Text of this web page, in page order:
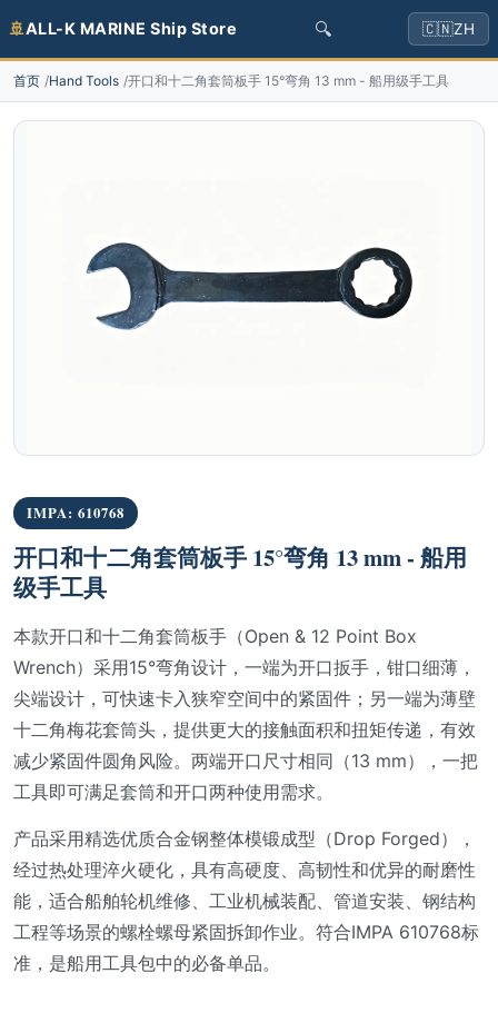
🚢ALL-K MARINE Ship Store 🔍 🇨🇳ZH
首页 Hand Tools 开口和十二角套筒板手 15°弯角 13 mm - 船用级手工具
IMPA: 610768
开口和十二角套筒板手 15°弯角 13 mm - 船用
级手工具
本款开口和十二角套筒板手（Open & 12 Point Box
Wrench）采用15°弯角设计，一端为开口扳手，钳口细薄，
尖端设计，可快速卡入狭窄空间中的紧固件；另一端为薄壁
十二角梅花套筒头，提供更大的接触面积和扭矩传递，有效
减少紧固件圆角风险。两端开口尺寸相同（13 mm），一把
工具即可满足套筒和开口两种使用需求。
产品采用精选优质合金钢整体模锻成型（Drop Forged），
经过热处理淬火硬化，具有高硬度、高韧性和优异的耐磨性
能，适合船舶轮机维修、工业机械装配、管道安装、钢结构
工程等场景的螺栓螺母紧固拆卸作业。符合IMPA 610768标
准，是船用工具包中的必备单品。